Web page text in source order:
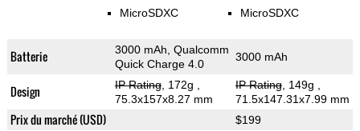
MicroSDXC MicroSDXC
Batterie
3000 mAh, Qualcomm
Quick Charge 4.0
3000 mAh
Design IP Rating, 172g
75.3x157x8.27 mm
IP Rating, 149g
71.5x147.31x7.99 mm
Prix du marché (USD) $199